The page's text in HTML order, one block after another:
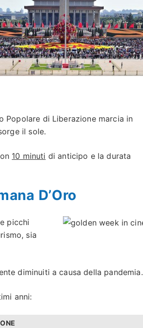
Popolare di Liberazione marcia in
il sole.
10 minuti di anticipo e la durata
D’Oro
picchi
sia
diminuiti a causa della pandemia.
anni: